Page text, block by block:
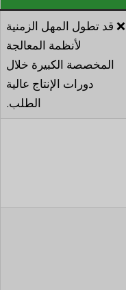
❌ قد تطول المهل الزمنية
لأنظمة المعالجة
المخصصة الكبيرة خلال
دورات الإنتاج عالية
الطلب.